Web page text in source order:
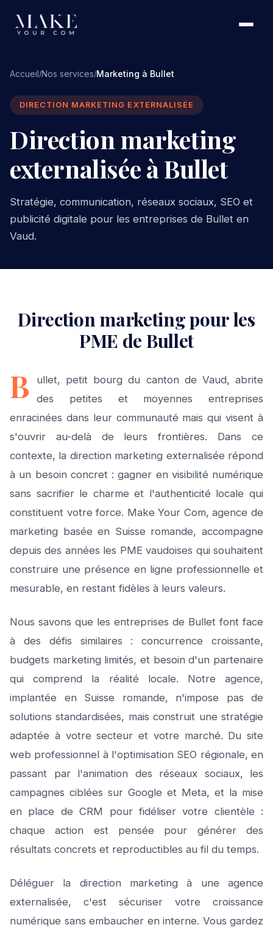
Accueil/Nos services/Marketing à Bullet
DIRECTION MARKETING EXTERNALISÉE
Direction marketing
externalisée à Bullet
Stratégie, communication, réseaux sociaux, SEO et
publicité digitale pour les entreprises de Bullet en
Vaud.
Direction marketing pour les
PME de Bullet
B
ullet, petit bourg du canton de Vaud, abrite
des petites et moyennes entreprises
enracinées dans leur communauté mais qui visent à
s'ouvrir au-delà de leurs frontières. Dans ce
contexte, la direction marketing externalisée répond
à un besoin concret : gagner en visibilité numérique
sans sacrifier le charme et l'authenticité locale qui
constituent votre force. Make Your Com, agence de
marketing basée en Suisse romande, accompagne
depuis des années les PME vaudoises qui souhaitent
construire une présence en ligne professionnelle et
mesurable, en restant fidèles à leurs valeurs.
Nous savons que les entreprises de Bullet font face
à des défis similaires : concurrence croissante,
budgets marketing limités, et besoin d'un partenaire
qui comprend la réalité locale. Notre agence,
implantée en Suisse romande, n'impose pas de
solutions standardisées, mais construit une stratégie
adaptée à votre secteur et votre marché. Du site
web professionnel à l'optimisation SEO régionale, en
passant par l'animation des réseaux sociaux, les
campagnes ciblées sur Google et Meta, et la mise
en place de CRM pour fidéliser votre clientèle :
chaque action est pensée pour générer des
résultats concrets et reproductibles au fil du temps.
Déléguer la direction marketing à une agence
externalisée, c'est sécuriser votre croissance
numérique sans embaucher en interne. Vous gardez